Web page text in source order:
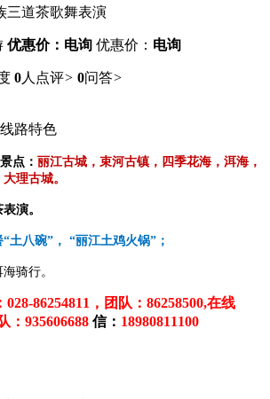
三道茶歌舞表演
优惠价：电询 优惠价： 电询
0人点评> 0问答>
线路特色
景点： 丽江古城，束河古镇，四季花海，洱海，
理古城。
演。
土八碗”， “丽江土鸡火锅”；
骑行。
028-86254811， 团队： 86258500,在线
： 935606688 信： 18980811100